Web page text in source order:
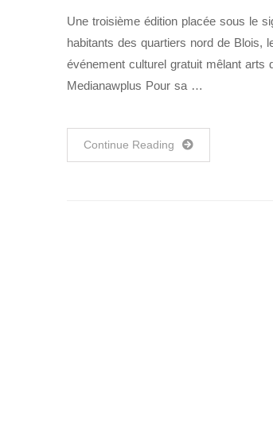
Une troisième édition placée sous le
habitants des quartiers nord de Blois,
événement culturel gratuit mêlant
Medianawplus Pour sa …
Continue Reading